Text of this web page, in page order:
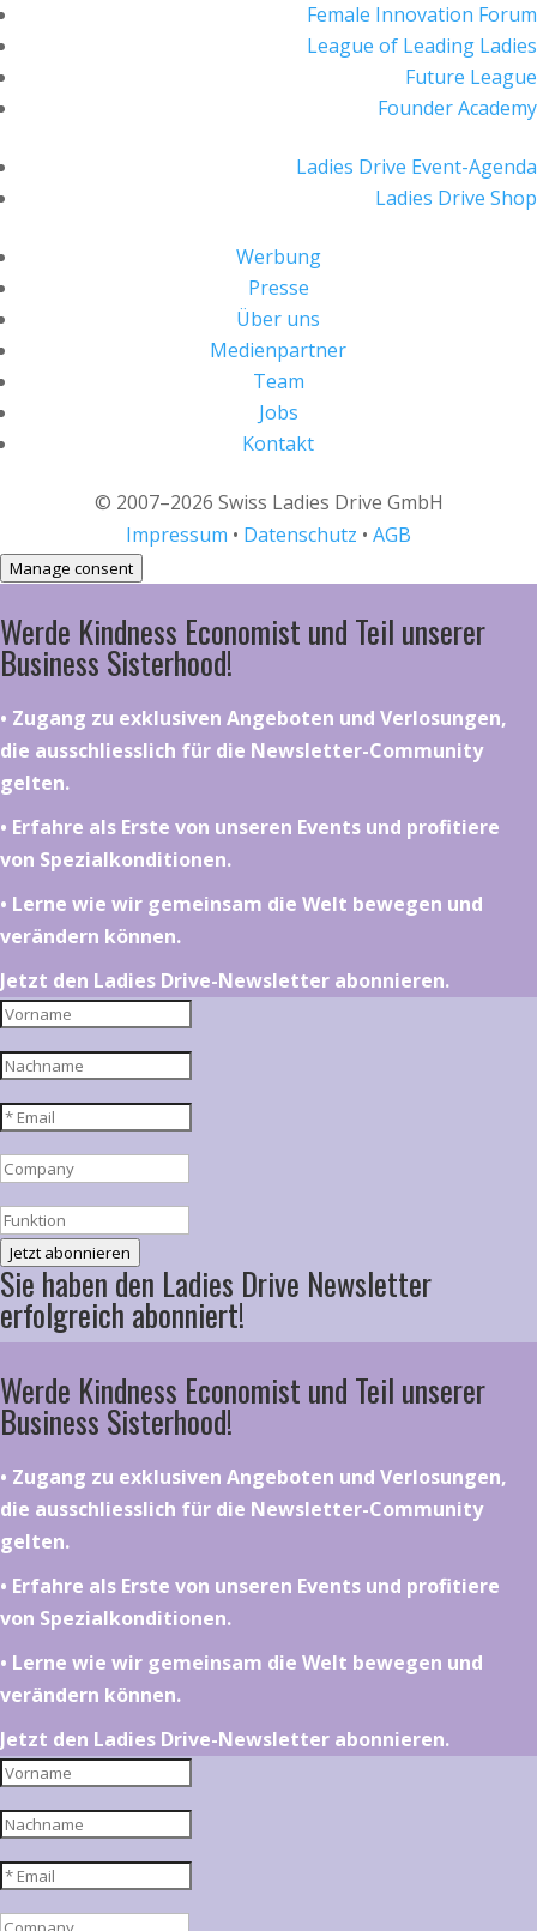
Female Innovation Forum
League of Leading Ladies
Future League
Founder Academy
Ladies Drive Event-Agenda
Ladies Drive Shop
Werbung
Presse
Über uns
Medienpartner
Team
Jobs
Kontakt
© 2007–2026 Swiss Ladies Drive GmbH
Impressum • Datenschutz • AGB
Manage consent
Werde Kindness Economist und Teil unserer
Business Sisterhood!
•⁠ ⁠⁠Zugang zu exklusiven Angeboten und Verlosungen,
die ausschliesslich für die Newsletter-Community
gelten.
•⁠ ⁠⁠Erfahre als Erste von unseren Events und profitiere
von Spezialkonditionen.
•⁠ ⁠⁠Lerne wie wir gemeinsam die Welt bewegen und
verändern können.
Jetzt den Ladies Drive-Newsletter abonnieren.
Jetzt abonnieren
Sie haben den Ladies Drive Newsletter
erfolgreich abonniert!
Werde Kindness Economist und Teil unserer
Business Sisterhood!
•⁠ ⁠⁠Zugang zu exklusiven Angeboten und Verlosungen,
die ausschliesslich für die Newsletter-Community
gelten.
•⁠ ⁠⁠Erfahre als Erste von unseren Events und profitiere
von Spezialkonditionen.
•⁠ ⁠⁠Lerne wie wir gemeinsam die Welt bewegen und
verändern können.
Jetzt den Ladies Drive-Newsletter abonnieren.